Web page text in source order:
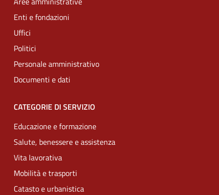
Enti e fondazioni
Uffici
Politici
Personale amministrativo
Documenti e dati
CATEGORIE DI SERVIZIO
Educazione e formazione
Salute, benessere e assistenza
Vita lavorativa
Mobilità e trasporti
Catasto e urbanistica